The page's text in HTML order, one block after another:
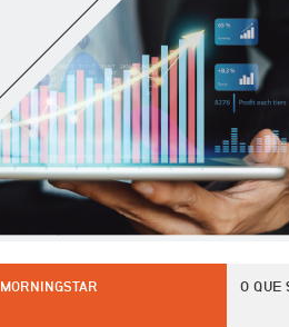
MORNINGSTAR O QUE